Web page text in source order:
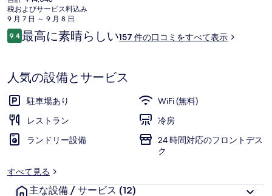
ブ
デ
イ
ン
ホ
テ
ル
ズ
の
料
金
は
す
税およびサービス料込み
9 月 7 日 ～ 9 月 8 日
口
コ
9.410段階中9.4
最高に素晴らしい157 件の口コミをすべて表示
人気の設備とサービス
駐車場あり
WiFi (無料)
レストラン
冷房
ランドリー設備
24 時間対応のフロントデス
ク
すべて見る
主な設備 / サービス (12)